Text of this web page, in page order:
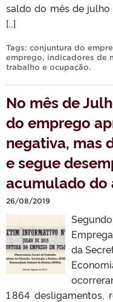
saldo do mês de
[…]
Tags: conjuntura do
emprego, indicadores de
trabalho e ocupação.
No mês de
do emprego
negativa, mas
e segue
acumulado do
26/08/2019
da
1.864